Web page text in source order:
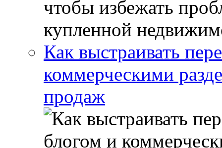
Как выстраивать
коммерческими
продаж